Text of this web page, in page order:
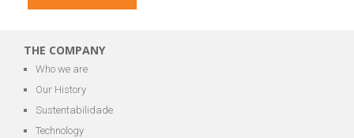
THE COMPANY
Who we are
Our History
Sustentabilidade
Technology